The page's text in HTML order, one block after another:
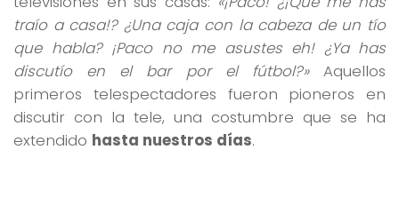
traío a casa!? ¿Una caja con la cabeza de un tío
que habla? ¡Paco no me asustes eh! ¿Ya has
discutío en el bar por el fútbol?»Aquellos
primeros telespectadores fueron pioneros en
discutir con la tele, una costumbre que se ha
extendido hasta nuestros días.